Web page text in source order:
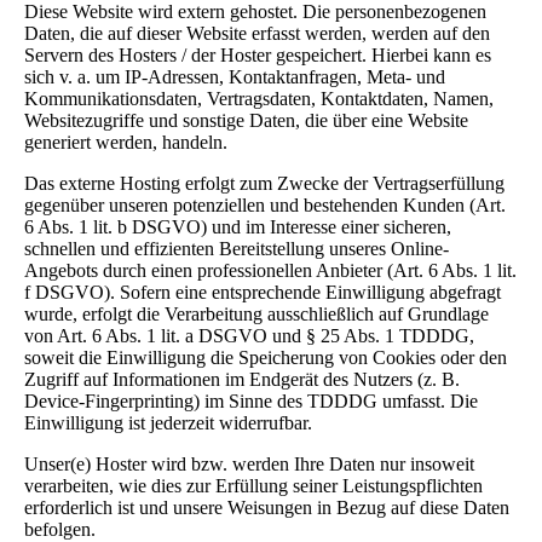
Diese Website wird extern gehostet. Die personenbezogenen
Daten, die auf dieser Website erfasst werden, werden auf den
Servern des Hosters / der Hoster gespeichert. Hierbei kann es
sich v. a. um IP-Adressen, Kontaktanfragen, Meta- und
Kommunikationsdaten, Vertragsdaten, Kontaktdaten, Namen,
Websitezugriffe und sonstige Daten, die über eine Website
generiert werden, handeln.
Das externe Hosting erfolgt zum Zwecke der Vertragserfüllung
gegenüber unseren potenziellen und bestehenden Kunden (Art.
6 Abs. 1 lit. b DSGVO) und im Interesse einer sicheren,
schnellen und effizienten Bereitstellung unseres Online-
Angebots durch einen professionellen Anbieter (Art. 6 Abs. 1 lit.
f DSGVO). Sofern eine entsprechende Einwilligung abgefragt
wurde, erfolgt die Verarbeitung ausschließlich auf Grundlage
von Art. 6 Abs. 1 lit. a DSGVO und § 25 Abs. 1 TDDDG,
soweit die Einwilligung die Speicherung von Cookies oder den
Zugriff auf Informationen im Endgerät des Nutzers (z. B.
Device-Fingerprinting) im Sinne des TDDDG umfasst. Die
Einwilligung ist jederzeit widerrufbar.
Unser(e) Hoster wird bzw. werden Ihre Daten nur insoweit
verarbeiten, wie dies zur Erfüllung seiner Leistungspflichten
erforderlich ist und unsere Weisungen in Bezug auf diese Daten
befolgen.